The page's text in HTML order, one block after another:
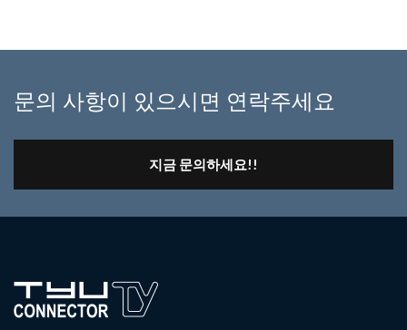
문의 사항이 있으시면 연락주세요
지금 문의하세요!!